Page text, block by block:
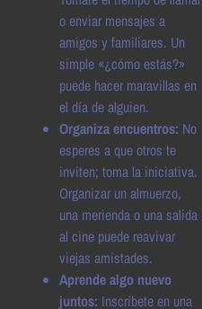
o enviar mensajes a
amigos y familiares. Un
simple «¿cómo estás?»
puede hacer maravillas en
el día de alguien.
Organiza encuentros: No
esperes a que otros te
inviten; toma la iniciativa.
Organizar un almuerzo,
una merienda o una salida
al cine puede reavivar
viejas amistades.
Aprende algo nuevo
juntos: Inscríbete en una